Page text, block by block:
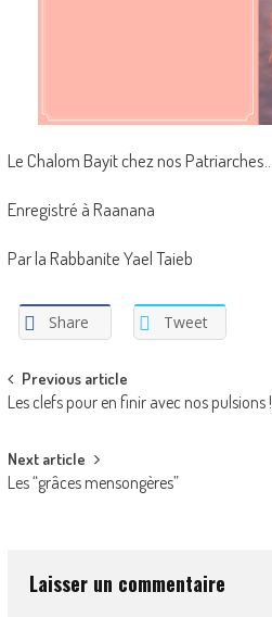
Le Chalom Bayit chez nos Patriarches…
Enregistré à Raanana
Par la Rabbanite Yael Taieb
Share Tweet
Post
navigation
Previous article
Les clefs pour en finir avec nos pulsions !
Next article
Les “grâces mensongères”
Laisser un commentaire